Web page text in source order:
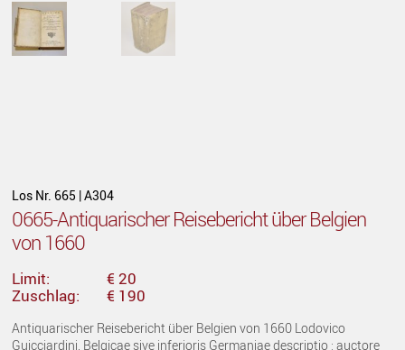
Los Nr. 665 | A304
0665-Antiquarischer Reisebericht über Belgien
von 1660
Limit:
€ 20
Zuschlag:
€ 190
Antiquarischer Reisebericht über Belgien von 1660 Lodovico
Guicciardini, Belgicae sive inferioris Germaniae descriptio : auctore